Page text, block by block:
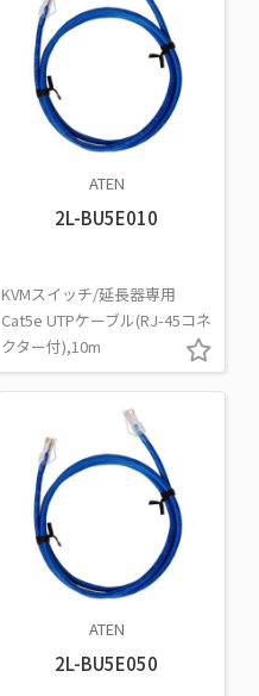
ATEN
2L-BU5E010
KVMスイッチ/延長器専用
Cat5e UTPケーブル(RJ-45コネ
クター付),10m
ATEN
2L-BU5E050